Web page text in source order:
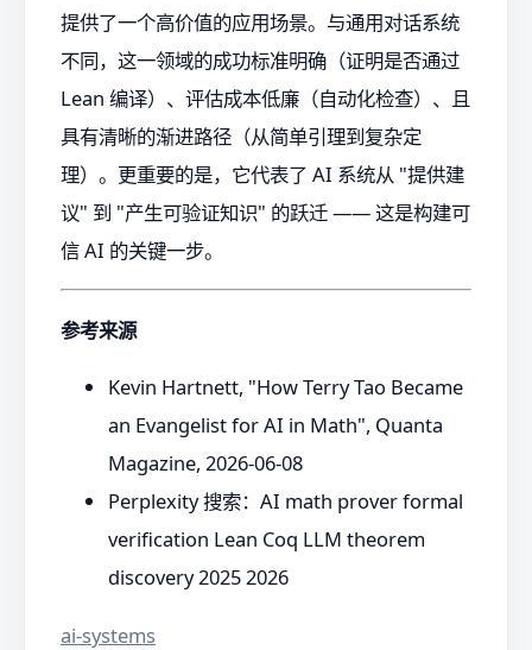
提供了一个高价值的应用场景。与通用对话系统
不同，这一领域的成功标准明确（证明是否通过
Lean 编译）、评估成本低廉（自动化检查）、且
具有清晰的渐进路径（从简单引理到复杂定
理）。更重要的是，它代表了 AI 系统从 "提供建
议" 到 "产生可验证知识" 的跃迁 —— 这是构建可
信 AI 的关键一步。
参考来源
Kevin Hartnett, "How Terry Tao Became
an Evangelist for AI in Math", Quanta
Magazine, 2026-06-08
Perplexity 搜索：AI math prover formal
verification Lean Coq LLM theorem
discovery 2025 2026
ai-systems